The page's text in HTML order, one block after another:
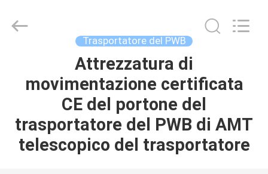
PRODOTTI
CIRCA
Technology
Trasportatore del PWB
Attrezzatura di
movimentazione certificata
CE del portone del
trasportatore del PWB di AMT
telescopico del trasportatore